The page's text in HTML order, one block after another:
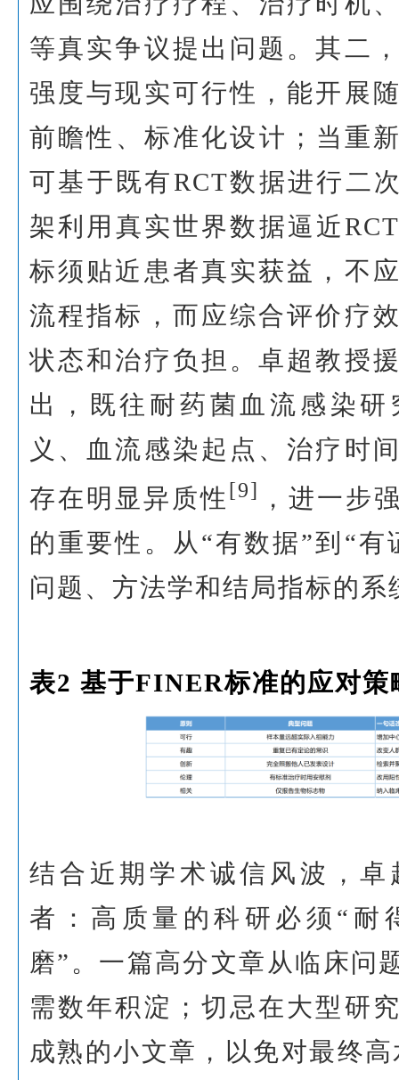
等真实争议提出问题。其二
强度与现实可行性，能开展
前瞻性、标准化设计；当重
可基于既有RCT数据进行二
架利用真实世界数据逼近
标须贴近患者真实获益，不
流程指标，而应综合评价疗
状态和治疗负担。卓超教授
出，既往耐药菌血流感染
义、血流感染起点、治疗时
存在明显异质性 [9]
，进一步
的重要性。从“有数据”到“
问题、方法学和结局指标的系
表2 基于FINER标准的应对策
结合近期学术诚信风波，
者：高质量的科研必须“耐
磨”。一篇高分文章从临床问
需数年积淀；切忌在大型研
成熟的小文章，以免对最终